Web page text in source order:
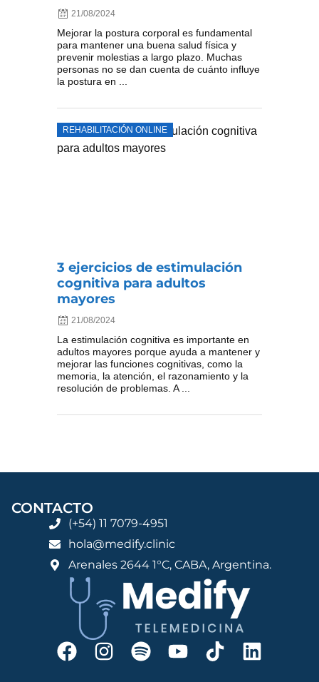
21/08/2024
Mejorar la postura corporal es fundamental
para mantener una buena salud física y
prevenir molestias a largo plazo. Muchas
personas no se dan cuenta de cuánto influye
la postura en ...
REHABILITACIÓN ONLINE
3 ejercicios de estimulación
cognitiva para adultos
mayores
21/08/2024
La estimulación cognitiva es importante en
adultos mayores porque ayuda a mantener y
mejorar las funciones cognitivas, como la
memoria, la atención, el razonamiento y la
resolución de problemas. A ...
CONTACTO
(+54) 11 7079-4951
hola@medify.clinic
Arenales 2644 1°C, CABA, Argentina.